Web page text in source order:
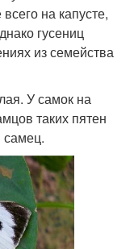
на капусте,
гусениц
из семейства
У самок на
таких пятен
самец.